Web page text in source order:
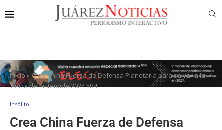
Inicio»Crea China Fuerza de Defensa Planetaria para salvar a la
Tierra del asteroide 2024 YR4
Insólito
Crea China Fuerza de Defensa